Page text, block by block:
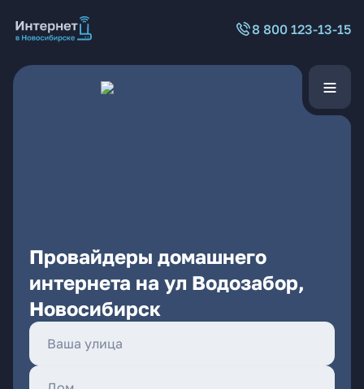
8 800 123-13-15
Провайдеры домашнего
интернета на ул Водозабор,
Новосибирск